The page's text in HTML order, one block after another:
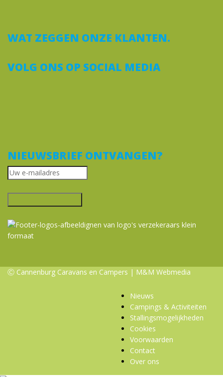
WAT ZEGGEN ONZE KLANTEN.
VOLG ONS OP SOCIAL MEDIA
NIEUWSBRIEF ONTVANGEN?
Ⓒ Cannenburg Caravans en Campers | M&M Webmedia
Nieuws
Campings & Activiteiten
Stallingsmogelijkheden
Cookies
Voorwaarden
Contact
Over ons